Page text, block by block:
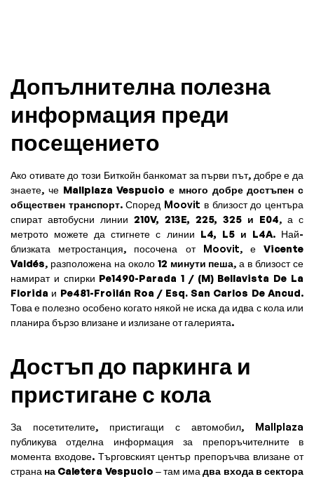
Допълнителна полезна
информация преди
посещението
Ако отивате до този Биткойн банкомат за първи път, добре е да
знаете, че Mallplaza Vespucio е много добре достъпен с
обществен транспорт. Според Moovit в близост до центъра
спират автобусни линии 210V, 213E, 225, 325 и E04, а с
метрото можете да стигнете с линии L4, L5 и L4A. Най-
близката метростанция, посочена от Moovit, е Vicente
Valdés, разположена на около 12 минути пеша, а в близост се
намират и спирки Pe1490-Parada 1 / (M) Bellavista De La
Florida и Pe481-Froilán Roa / Esq. San Carlos De Ancud.
Това е полезно особено когато някой не иска да идва с кола или
планира бързо влизане и излизане от галерията.
Достъп до паркинга и
пристигане с кола
За посетителите, пристигащи с автомобил, Mallplaza
публикува отделна информация за препоръчителните в
момента входове. Търговският център препоръчва влизане от
страна на Caletera Vespucio – там имадва входа в сектора